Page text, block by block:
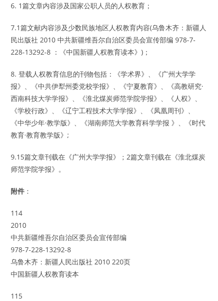
6. 1篇文章内容涉及国家公职人员的人权教育；
7.1篇文献内容涉及少数民族地区人权教育内容(乌鲁木齐：新疆人
民出版社 2010 中共新疆维吾尔自治区委员会宣传部编 978-7-
228-13292-8 ：《中国新疆人权教育读本》)；
8. 登载人权教育信息的刊物包括：《学术界》、《广州大学学
报》、《中共伊犁州委党校学报》、《宁夏教育》、《高教研究·
西南科技大学学报》、《淮北煤炭师范学院学报》、《人权》、
《学校行政》、《辽宁工程技术大学学报》、《凤凰周刊》、
《中华少年·教学版》、《湖南师范大学教育科学学报 》、《时代
教育·教育教学版》;
9.15篇文章刊载在《广州大学学报》；2篇文章刊载在《淮北煤炭
师范学院学报》。
附件 ：
114
2010
中共新疆维吾尔自治区委员会宣传部编
978-7-228-13292-8
乌鲁木齐：新疆人民出版社 2010 220页
中国新疆人权教育读本
115